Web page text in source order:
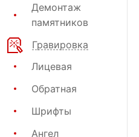
Демонтаж
памятников
Гравировка
Лицевая
Обратная
Шрифты
Ангел